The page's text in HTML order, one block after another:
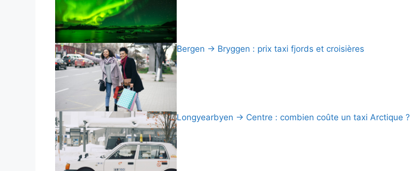
Bergen → Bryggen : prix taxi fjords et croisières
Longyearbyen → Centre : combien coûte un taxi Arctique ?